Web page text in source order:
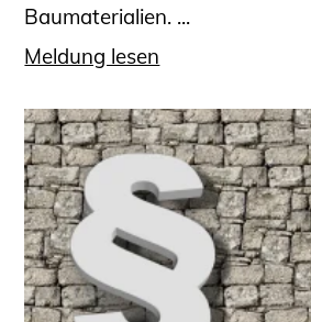
Baumaterialien. ...
Meldung lesen